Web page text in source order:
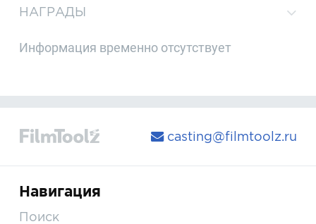
НАГРАДЫ
Информация временно отсутствует
casting@filmtoolz.ru
Навигация
Поиск